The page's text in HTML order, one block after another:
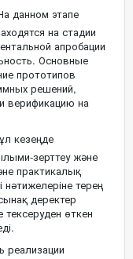
данном этапе
на стадии
апробации
Основные
прототипов
решений,
верификацию на
кезеңде
зерттеу және
практикалық
нәтижелеріне терең
деректер
өткен
реализации